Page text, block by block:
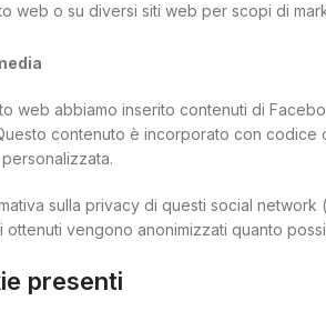
web o su diversi siti web per scopi di
web abbiamo inserito contenuti di
contenuto è incorporato con
sulla privacy di questi social
ottenuti vengono anonimizzati quanto
presenti